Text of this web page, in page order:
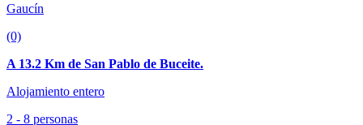
Gaucín
(0)
A 13.2 Km de San Pablo de Buceite.
Alojamiento entero
2 - 8 personas